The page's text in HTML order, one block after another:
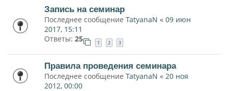
Запись на семинар
Последнее сообщение TatyanaN « 09 июн
2017, 15:11
Ответы: 25 1 2 3
Правила проведения семинара
Последнее сообщение TatyanaN « 20 ноя
2012, 00:00